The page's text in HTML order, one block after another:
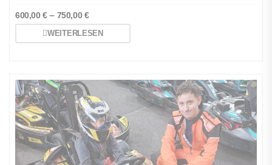
600,00€– 750,00€
WEITERLESEN